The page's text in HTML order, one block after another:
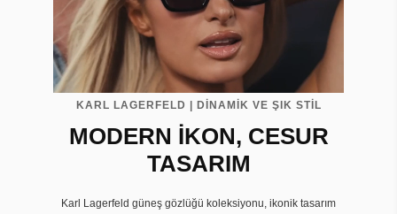
KARL LAGERFELD | DİNAMİK VE ŞIK STİL
MODERN İKON, CESUR
TASARIM
Karl Lagerfeld güneş gözlüğü koleksiyonu, ikonik tasarım